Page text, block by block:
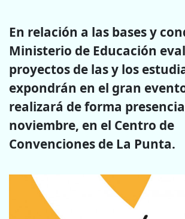
En relación a las bases y
Ministerio de Educación
proyectos de las y los
expondrán en el gran
realizará de forma
noviembre, en el Centro de
Convenciones de La Punta.